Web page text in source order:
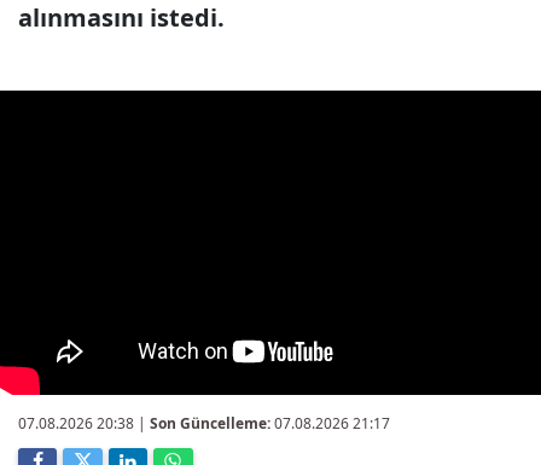
alınmasını istedi.
07.08.2026 20:38 | Son Güncelleme:07.08.2026 21:17